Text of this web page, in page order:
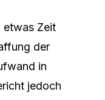
etwas Zeit
der
in
jedoch